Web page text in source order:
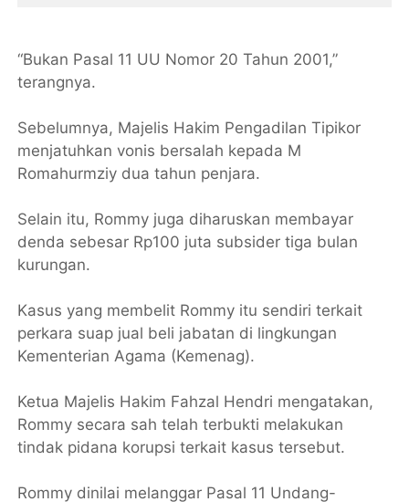
“Bukan Pasal 11 UU Nomor 20 Tahun 2001,”
terangnya.
Sebelumnya, Majelis Hakim Pengadilan Tipikor
menjatuhkan vonis bersalah kepada M
Romahurmziy dua tahun penjara.
Selain itu, Rommy juga diharuskan membayar
denda sebesar Rp100 juta subsider tiga bulan
kurungan.
Kasus yang membelit Rommy itu sendiri terkait
perkara suap jual beli jabatan di lingkungan
Kementerian Agama (Kemenag).
Ketua Majelis Hakim Fahzal Hendri mengatakan,
Rommy secara sah telah terbukti melakukan
tindak pidana korupsi terkait kasus tersebut.
Rommy dinilai melanggar Pasal 11 Undang-